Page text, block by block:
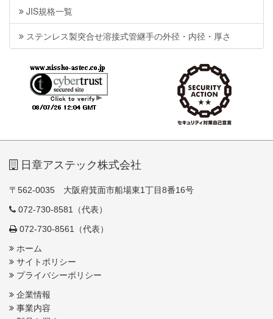
JIS規格一覧
ステンレス製突合せ溶接式管継手の外径・内径・厚さ
日章アステック株式会社
〒562-0035 大阪府箕面市船場東1丁目8番16号
072-730-8581（代表）
072-730-8561（代表）
ホーム
サイトポリシー
プライバシーポリシー
企業情報
事業内容